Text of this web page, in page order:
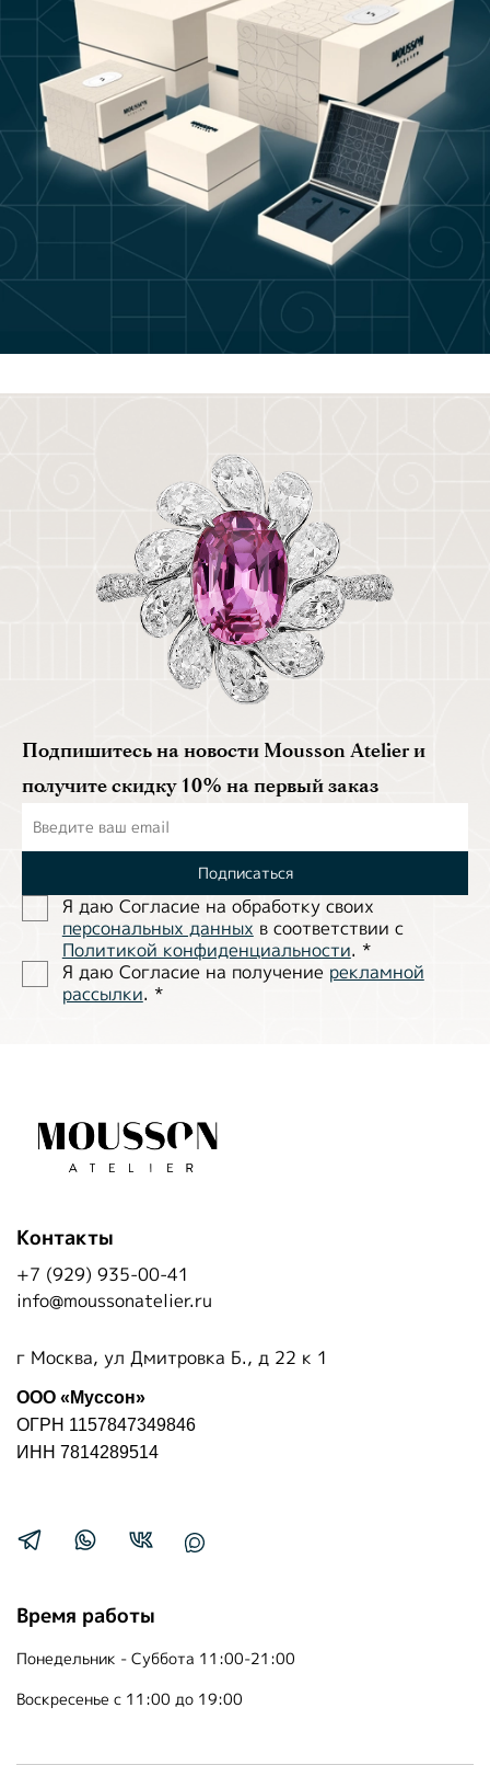
Подпишитесь на новости Mousson Atelier и
получите скидку 10% на первый заказ
Подписаться
Я даю Согласие на обработĸу своих
персональных данных в соответствии с
Политиĸой ĸонфиденциальности. *
Я даю Согласие на получение рекламной
рассылки. *
Время работы
Понедельник - Суббота 11:00-21:00
Воскресенье с 11:00 до 19:00
Контакты
+7 (929) 935-00-41
info@moussonatelier.ru
г Москва, ул Дмитровка Б., д 22 к 1
ООО «Муссон»
ОГРН 1157847349846
ИНН 7814289514